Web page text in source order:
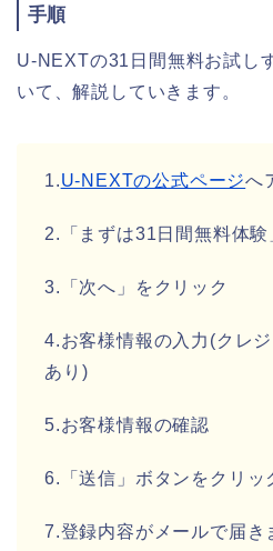
手順
U-NEXTの31日間無料お試し
いて、解説していきます。
1.U-NEXTの公式ページへ
2.「まずは31日間無料体験
3.「次へ」をクリック
4.お客様情報の入力(クレ
あり)
5.お客様情報の確認
6.「送信」ボタンをクリッ
7.登録内容がメールで届き